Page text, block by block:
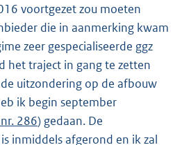
voortgezet zou moeten
die in aanmerking kwam
zeer gespecialiseerde ggz
het traject in gang te zetten
uitzondering op de afbouw
ik begin september
286) gedaan. De
inmiddels afgerond en ik zal